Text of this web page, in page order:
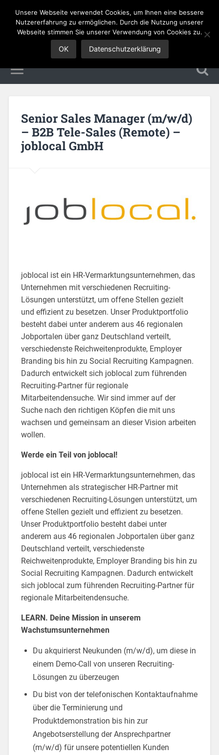
Sales Jobs
Senior Sales Manager (m/w/d)
– B2B Tele-Sales (Remote) –
joblocal GmbH
joblocal ist ein HR-Vermarktungsunternehmen, das
Unternehmen mit verschiedenen Recruiting-
Lösungen unterstützt, um offene Stellen gezielt
und effizient zu besetzen. Unser Produktportfolio
besteht dabei unter anderem aus 46 regionalen
Jobportalen über ganz Deutschland verteilt,
verschiedenste Reichweitenprodukte, Employer
Branding bis hin zu Social Recruiting Kampagnen.
Dadurch entwickelt sich joblocal zum führenden
Recruiting-Partner für regionale
Mitarbeitendensuche. Wir sind immer auf der
Suche nach den richtigen Köpfen die mit uns
wachsen und gemeinsam an dieser Vision arbeiten
wollen.
Werde ein Teil von joblocal!
joblocal ist ein HR-Vermarktungsunternehmen, das
Unternehmen als strategischer HR-Partner mit
verschiedenen Recruiting-Lösungen unterstützt, um
offene Stellen gezielt und effizient zu besetzen.
Unser Produktportfolio besteht dabei unter
anderem aus 46 regionalen Jobportalen über ganz
Deutschland verteilt, verschiedenste
Reichweitenprodukte, Employer Branding bis hin zu
Social Recruiting Kampagnen. Dadurch entwickelt
sich joblocal zum führenden Recruiting-Partner für
regionale Mitarbeitendensuche.
LEARN. Deine Mission in unserem
Wachstumsunternehmen
Du akquirierst Neukunden (m/w/d), um diese in
einem Demo-Call von unseren Recruiting-
Lösungen zu überzeugen
Du bist von der telefonischen Kontaktaufnahme
über die Terminierung und
Produktdemonstration bis hin zur
Angebotserstellung der Ansprechpartner
(m/w/d) für unsere potentiellen Kunden
Unsere Webseite verwendet Cookies, um Ihnen eine bessere
Nutzererfahrung zu ermöglichen. Durch die Nutzung unserer
Webseite stimmen Sie unserer Verwendung von Cookies zu.
OK Datenschutzerklärung